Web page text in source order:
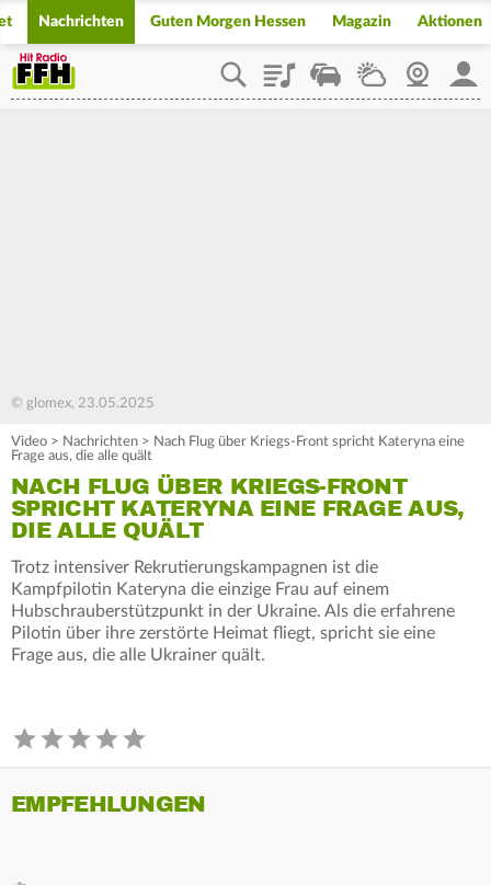
Nachrichten Guten Morgen Hessen Magazin Aktionen
PlaylistStaupilotWetterWebcam
© glomex, 23.05.2025
Video > Nachrichten > Nach Flug über Kriegs-Front spricht Kateryna eine
Frage aus, die alle quält
NACH FLUG ÜBER KRIEGS-FRONT
SPRICHT KATERYNA EINE FRAGE AUS,
DIE ALLE QUÄLT
Trotz intensiver Rekrutierungskampagnen ist die
Kampfpilotin Kateryna die einzige Frau auf einem
Hubschrauberstützpunkt in der Ukraine. Als die erfahrene
Pilotin über ihre zerstörte Heimat fliegt, spricht sie eine
Frage aus, die alle Ukrainer quält.
EMPFEHLUNGEN